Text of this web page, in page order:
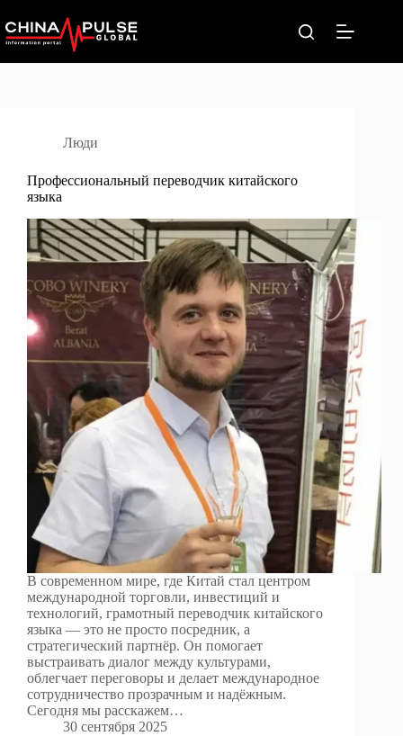
к
сути
Люди
Профессиональный переводчик китайского
языка
В современном мире, где Китай стал центром
международной торговли, инвестиций и
технологий, грамотный переводчик китайского
языка — это не просто посредник, а
стратегический партнёр. Он помогает
выстраивать диалог между культурами,
облегчает переговоры и делает международное
сотрудничество прозрачным и надёжным.
Сегодня мы расскажем…
30 сентября 2025